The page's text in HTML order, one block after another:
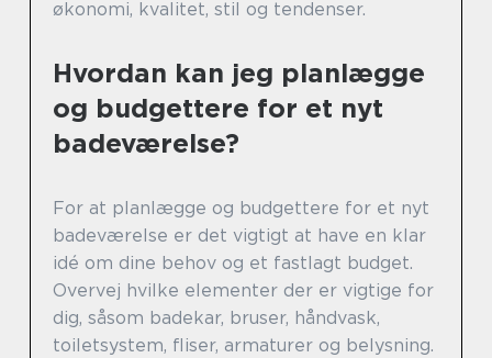
økonomi, kvalitet, stil og tendenser.
Hvordan kan jeg planlægge
og budgettere for et nyt
badeværelse?
For at planlægge og budgettere for et nyt
badeværelse er det vigtigt at have en klar
idé om dine behov og et fastlagt budget.
Overvej hvilke elementer der er vigtige for
dig, såsom badekar, bruser, håndvask,
toiletsystem, fliser, armaturer og belysning.